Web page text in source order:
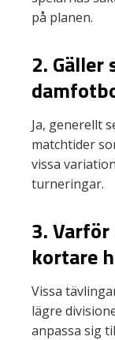
på planen.
2.
Ja, generellt
matchtider
vissa
turneringar.
3.
kortare
Vissa
lägre
anpassa sig